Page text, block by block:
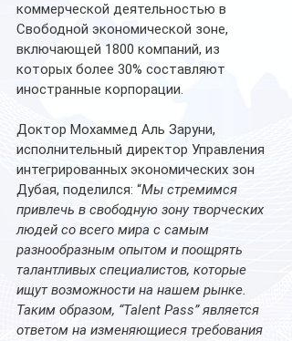
коммерческой деятельностью в
Свободной экономической зоне,
включающей 1800 компаний, из
которых более 30% составляют
иностранные корпорации.
Доктор Мохаммед Аль Заруни,
исполнительный директор Управления
интегрированных экономических зон
Дубая, поделился: “Мы стремимся
привлечь в свободную зону творческих
людей со всего мира с самым
разнообразным опытом и поощрять
талантливых специалистов, которые
ищут возможности на нашем рынке.
Таким образом, “Talent Pass” является
ответом на изменяющиеся требования